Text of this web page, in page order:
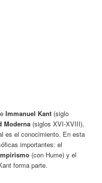
Immanuel Kant (siglo
Moderna (siglos XVI-XVIII),
es el conocimiento. En esta
importantes: el
(con Hume) y el
forma parte.